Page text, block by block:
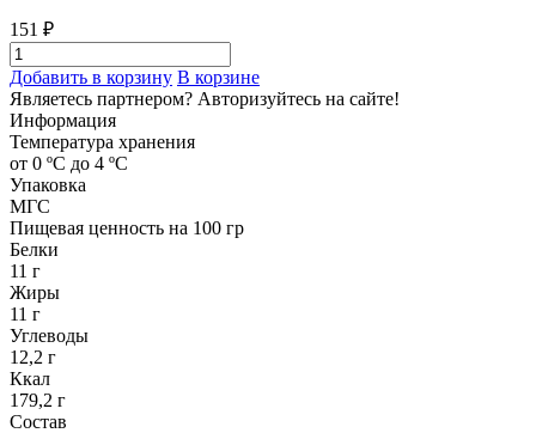
151 ₽
Добавить в корзину В корзине
Являетесь партнером? Авторизуйтесь на сайте!
Информация
Температура хранения
от 0 ºС до 4 ºС
Упаковка
МГС
Пищевая ценность на 100 гр
Белки
11 г
Жиры
11 г
Углеводы
12,2 г
Ккал
179,2 г
Состав